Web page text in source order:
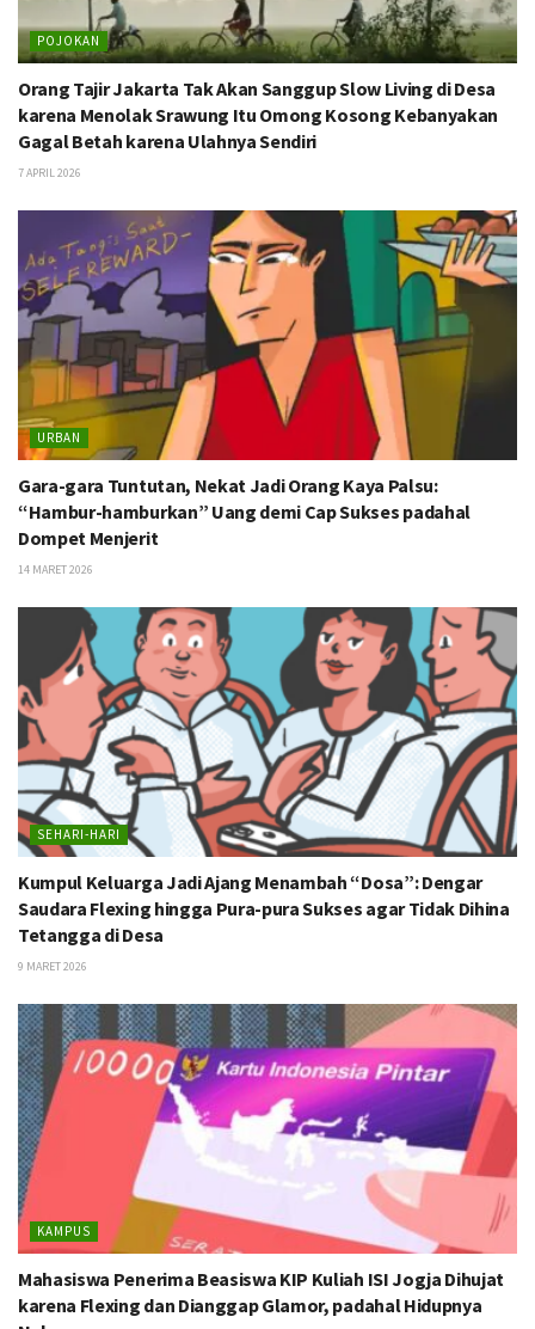
POJOKAN
Orang Tajir Jakarta Tak Akan Sanggup Slow Living di Desa
karena Menolak Srawung Itu Omong Kosong Kebanyakan
Gagal Betah karena Ulahnya Sendiri
7 APRIL 2026
URBAN
Gara-gara Tuntutan, Nekat Jadi Orang Kaya Palsu:
“Hambur-hamburkan” Uang demi Cap Sukses padahal
Dompet Menjerit
14 MARET 2026
SEHARI-HARI
Kumpul Keluarga Jadi Ajang Menambah “Dosa”: Dengar
Saudara Flexing hingga Pura-pura Sukses agar Tidak Dihina
Tetangga di Desa
9 MARET 2026
KAMPUS
Mahasiswa Penerima Beasiswa KIP Kuliah ISI Jogja Dihujat
karena Flexing dan Dianggap Glamor, padahal Hidupnya